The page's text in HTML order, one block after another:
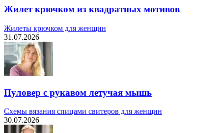
Жилет крючком из квадратных мотивов
Жилеты крючком для женщин
31.07.2026
Пуловер с рукавом летучая мышь
Схемы вязания спицами свитеров для женщин
30.07.2026